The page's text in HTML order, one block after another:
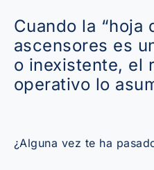
Cuando la “hoja
ascensores es
o inexistente, el
operativo lo
¿Alguna vez te ha